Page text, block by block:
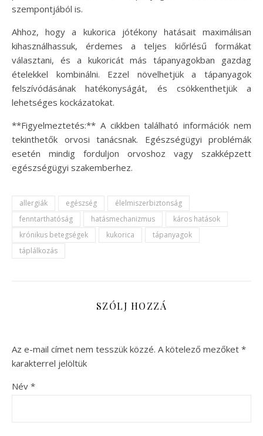
szempontjából is.
Ahhoz, hogy a kukorica jótékony hatásait maximálisan
kihasználhassuk, érdemes a teljes kiőrlésű formákat
választani, és a kukoricát más tápanyagokban gazdag
ételekkel kombinálni. Ezzel növelhetjük a tápanyagok
felszívódásának hatékonyságát, és csökkenthetjük a
lehetséges kockázatokat.
**Figyelmeztetés:** A cikkben található információk nem
tekinthetők orvosi tanácsnak. Egészségügyi problémák
esetén mindig forduljon orvoshoz vagy szakképzett
egészségügyi szakemberhez.
allergiák egészség
élelmiszerbiztonság
fenntarthatóság
hatásmechanizmus
káros hatások
krónikus betegségek
kukorica
tápanyagok
táplálkozás
SZÓLJ HOZZÁ
Az e-mail címet nem tesszük közzé. A kötelező mezőket *
karakterrel jelöltük
Név *